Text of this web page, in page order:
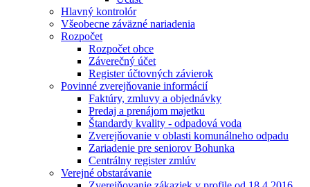
Hlavný kontrolór
Všeobecne záväzné nariadenia
Rozpočet
Rozpočet obce
Záverečný účet
Register účtovných závierok
Povinné zverejňovanie informácií
Faktúry, zmluvy a objednávky
Predaj a prenájom majetku
Štandardy kvality - odpadová voda
Zverejňovanie v oblasti komunálneho odpadu
Zariadenie pre seniorov Bohunka
Centrálny register zmlúv
Verejné obstarávanie